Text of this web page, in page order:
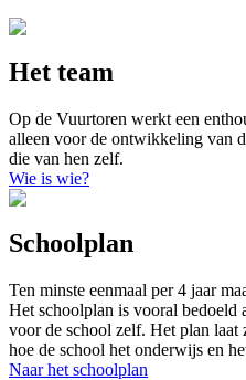
Het team
Op de Vuurtoren werkt een
alleen voor de ontwikkeling van
die van hen zelf.
Wie is wie?
Schoolplan
Ten minste eenmaal per 4 jaar
Het schoolplan is vooral bedoeld
voor de school zelf. Het plan laat
hoe de school het onderwijs en
Naar het schoolplan